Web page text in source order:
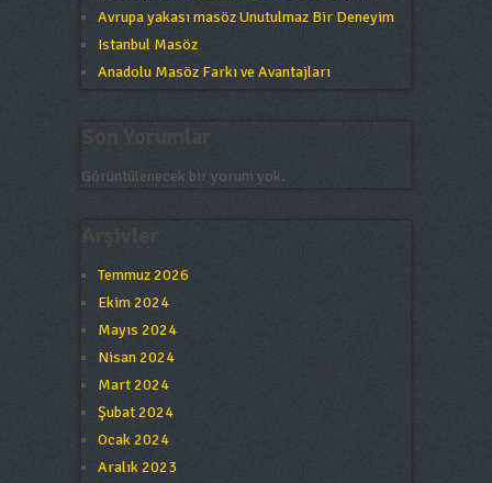
Avrupa yakası masöz Unutulmaz Bir Deneyim
Istanbul Masöz
Anadolu Masöz Farkı ve Avantajları
Görüntülenecek bir yorum yok.
Temmuz 2026
Ekim 2024
Mayıs 2024
Nisan 2024
Mart 2024
Şubat 2024
Ocak 2024
Aralık 2023